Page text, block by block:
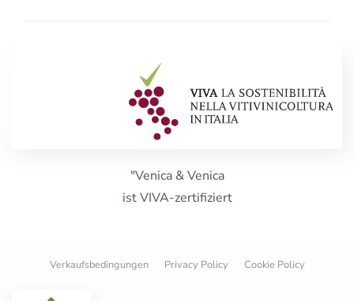
"Venica & Venica
ist VIVA-zertifiziert
Verkaufsbedingungen Privacy Policy Cookie Policy